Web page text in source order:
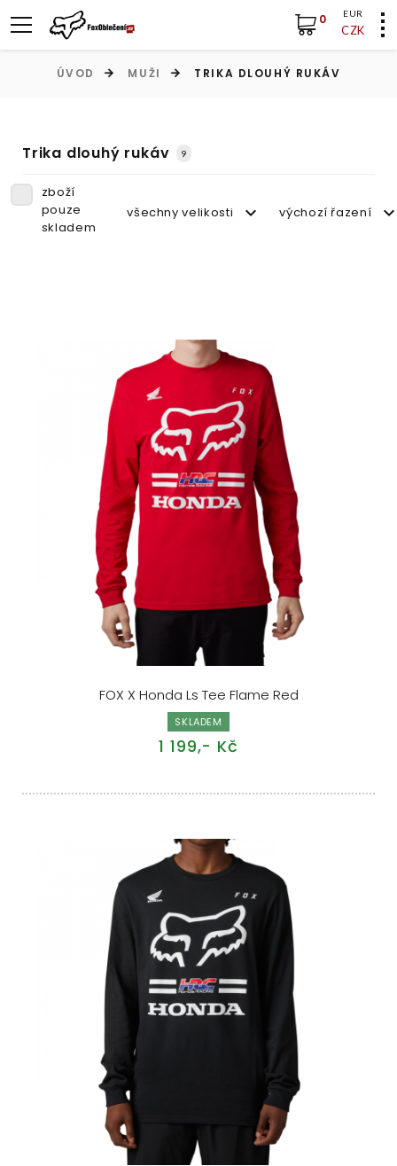
EUR
CZK
0
ÚVOD MUŽI TRIKA DLOUHÝ RUKÁV
Trika dlouhý rukáv 9
zboží
pouze
skladem
všechny velikosti výchozí řazení
FOX X Honda Ls Tee Flame Red
SKLADEM
1 199,- Kč